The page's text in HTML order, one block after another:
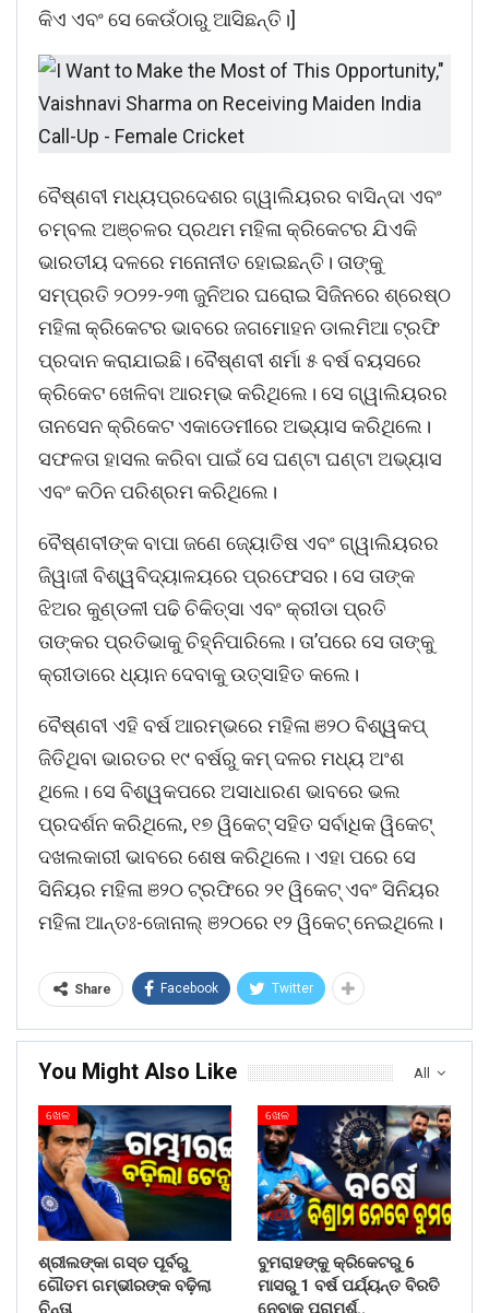
କିଏ ଏବଂ ସେ କେଉଁଠାରୁ ଆସିଛନ୍ତି।]
ବୈଷ୍ଣବୀ ମଧ୍ୟପ୍ରଦେଶର ଗ୍ୱାଲିୟରର ବାସିନ୍ଦା ଏବଂ
ଚମ୍ବଲ ଅଞ୍ଚଳର ପ୍ରଥମ ମହିଳା କ୍ରିକେଟର ଯିଏକି
ଭାରତୀୟ ଦଳରେ ମନୋନୀତ ହୋଇଛନ୍ତି। ତାଙ୍କୁ
ସମ୍ପ୍ରତି ୨୦୨୨-୨୩ ଜୁନିଅର ଘରୋଇ ସିଜିନରେ ଶ୍ରେଷ୍ଠ
ମହିଳା କ୍ରିକେଟର ଭାବରେ ଜଗମୋହନ ଡାଲମିଆ ଟ୍ରଫି
ପ୍ରଦାନ କରାଯାଇଛି। ବୈଷ୍ଣବୀ ଶର୍ମା ୫ ବର୍ଷ ବୟସରେ
କ୍ରିକେଟ ଖେଳିବା ଆରମ୍ଭ କରିଥିଲେ। ସେ ଗ୍ୱାଲିୟରର
ତାନସେନ କ୍ରିକେଟ ଏକାଡେମୀରେ ଅଭ୍ୟାସ କରିଥିଲେ।
ସଫଳତା ହାସଲ କରିବା ପାଇଁ ସେ ଘଣ୍ଟା ଘଣ୍ଟା ଅଭ୍ୟାସ
ଏବଂ କଠିନ ପରିଶ୍ରମ କରିଥିଲେ।
ବୈଷ୍ଣବୀଙ୍କ ବାପା ଜଣେ ଜ୍ୟୋତିଷ ଏବଂ ଗ୍ୱାଲିୟରର
ଜିୱାଜୀ ବିଶ୍ୱବିଦ୍ୟାଳୟରେ ପ୍ରଫେସର। ସେ ତାଙ୍କ
ଝିଅର କୁଣ୍ଡଳୀ ପଢି ଚିକିତ୍ସା ଏବଂ କ୍ରୀଡା ପ୍ରତି
ତାଙ୍କର ପ୍ରତିଭାକୁ ଚିହ୍ନିପାରିଲେ। ତା’ପରେ ସେ ତାଙ୍କୁ
କ୍ରୀଡାରେ ଧ୍ୟାନ ଦେବାକୁ ଉତ୍ସାହିତ କଲେ।
ବୈଷ୍ଣବୀ ଏହି ବର୍ଷ ଆରମ୍ଭରେ ମହିଳା ଞ୨୦ ବିଶ୍ୱକପ୍
ଜିତିଥିବା ଭାରତର ୧୯ ବର୍ଷରୁ କମ୍ ଦଳର ମଧ୍ୟ ଅଂଶ
ଥିଲେ। ସେ ବିଶ୍ୱକପରେ ଅସାଧାରଣ ଭାବରେ ଭଲ
ପ୍ରଦର୍ଶନ କରିଥିଲେ, ୧୭ ୱିକେଟ୍ ସହିତ ସର୍ବାଧିକ ୱିକେଟ୍
ଦଖଲକାରୀ ଭାବରେ ଶେଷ କରିଥିଲେ। ଏହା ପରେ ସେ
ସିନିୟର ମହିଳା ଞ୨୦ ଟ୍ରଫିରେ ୨୧ ୱିକେଟ୍ ଏବଂ ସିନିୟର
ମହିଳା ଆନ୍ତଃ-ଜୋନାଲ୍ ଞ୨୦ରେ ୧୨ ୱିକେଟ୍ ନେଇଥିଲେ।
Share Facebook Twitter
All
You Might Also Like
ଖେଳ
ଶ୍ରୀଲଙ୍କା ଗସ୍ତ ପୂର୍ବରୁ
ଗୌତମ ଗମ୍ଭୀରଙ୍କ ବଢ଼ିଲା
ଚିନ୍ତା
ଖେଳ
ବୁମରାହଙ୍କୁ କ୍ରିକେଟରୁ 6
ମାସରୁ 1 ବର୍ଷ ପର୍ଯ୍ୟନ୍ତ ବିରତି
ନେବାକୁ ପରାମର୍ଶ..